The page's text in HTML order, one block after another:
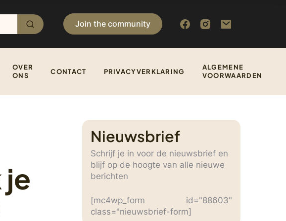
Join the community
OVER
ONS
CONTACT PRIVACYVERKLARING
ALGEMENE
VOORWAARDEN
Nieuwsbrief
Schrijf je in voor de nieuwsbrief en
blijf op de hoogte van alle nieuwe
berichten
[mc4wp_form id="88603"
class="nieuwsbrief-form]